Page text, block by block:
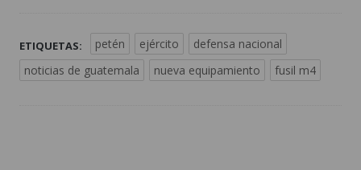
ETIQUETAS: petén ejército
defensa nacional
noticias de guatemala
nueva equipamiento fusil m4